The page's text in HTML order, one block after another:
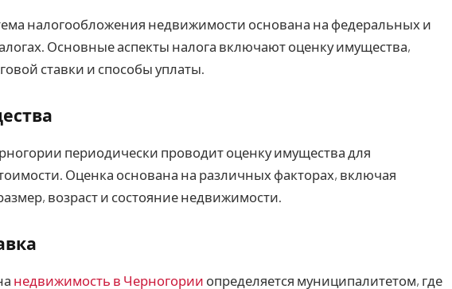
налогообложения недвижимости основана на федеральных и
Основные аспекты налога включают оценку имущества,
ставки и способы уплаты.
периодически проводит оценку имущества для
Оценка основана на различных факторах, включая
возраст и состояние недвижимости.
недвижимость в Черногории определяется муниципалитетом, где